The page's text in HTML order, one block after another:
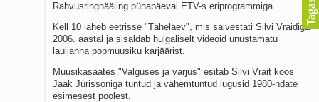
Rahvusringhääling pühapäeval ETV-s eriprogrammiga.
Kell 10 läheb eetrisse "Tähelaev", mis salvestati Silvi Vraidiga
2006. aastal ja sisaldab hulgaliselt videoid unustamatu
lauljanna popmuusiku karjäärist.
Muusikasaates "Valguses ja varjus" esitab Silvi Vrait koos
Jaak Jürissoniga tuntud ja vähemtuntud lugusid 1980-ndate
esimesest poolest.